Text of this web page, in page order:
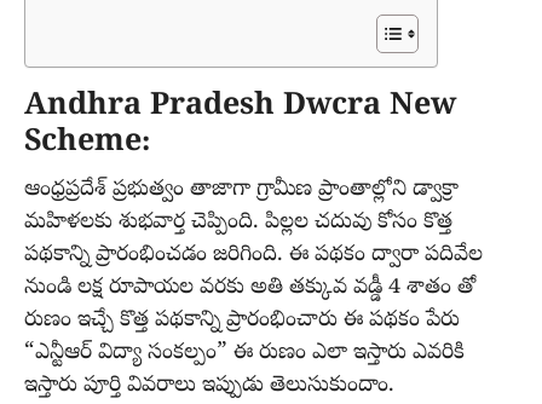
Andhra Pradesh Dwcra New
Scheme:
ఆంధ్రప్రదేశ్ ప్రభుత్వం తాజాగా గ్రామీణ ప్రాంతాల్లోని డ్వాక్రా
మహిళలకు శుభవార్త చెప్పింది. పిల్లల చదువు కోసం కొత్త
పథకాన్ని ప్రారంభించడం జరిగింది. ఈ పథకం ద్వారా పదివేల
నుండి లక్ష రూపాయల వరకు అతి తక్కువ వడ్డీ 4 శాతం తో
రుణం ఇచ్చే కొత్త పథకాన్ని ప్రారంభించారు ఈ పథకం పేరు
“ఎన్టీఆర్ విద్యా సంకల్పం” ఈ రుణం ఎలా ఇస్తారు ఎవరికి
ఇస్తారు పూర్తి వివరాలు ఇప్పుడు తెలుసుకుందాం.